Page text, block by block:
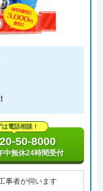
は電話相談！
50-8000
中無休24時間受付
事者が伺います